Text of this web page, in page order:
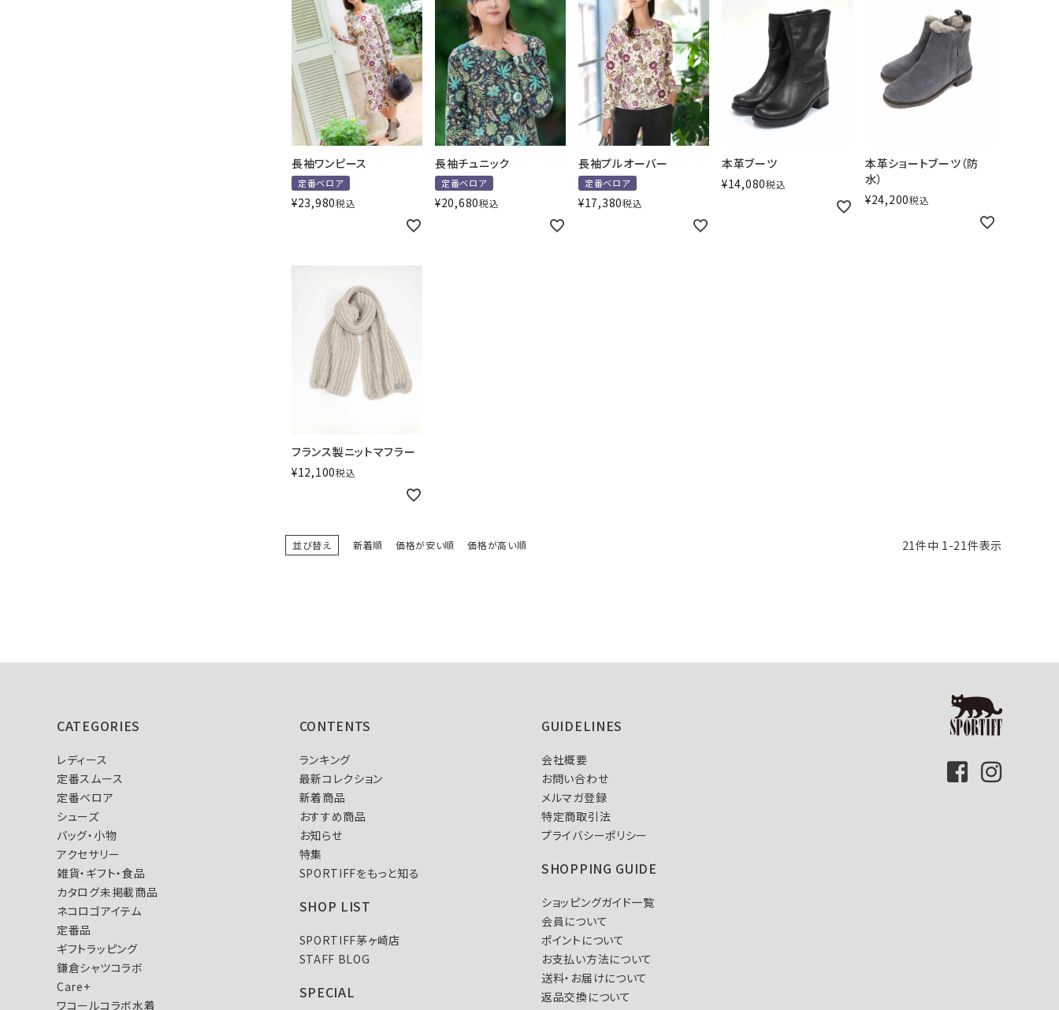
長袖ワンピース
定番ベロア
¥23,980税込
長袖チュニック
定番ベロア
¥20,680税込
長袖プルオーバー
定番ベロア
¥17,380税込
本革ブーツ
¥14,080税込
本革ショートブーツ（防
水）
¥24,200税込
フランス製ニットマフラー
¥12,100税込
並び替え 新着順 価格が安い順 価格が高い順 21件中 1 -21件表示
CATEGORIES
レディース
定番スムース
定番ベロア
シューズ
バッグ・小物
アクセサリー
雑貨・ギフト・食品
カタログ未掲載商品
ネコロゴアイテム
定番品
ギフトラッピング
鎌倉シャツコラボ
Care+
ワコールコラボ水着
CONTENTS
ランキング
最新コレクション
新着商品
おすすめ商品
お知らせ
特集
SPORTIFFをもっと知る
SHOP LIST
SPORTIFF茅ヶ崎店
STAFF BLOG
SPECIAL
GUIDELINES
会社概要
お問い合わせ
メルマガ登録
特定商取引法
プライバシーポリシー
SHOPPING GUIDE
ショッピングガイド一覧
会員について
ポイントについて
お支払い方法について
送料・お届けについて
返品交換について